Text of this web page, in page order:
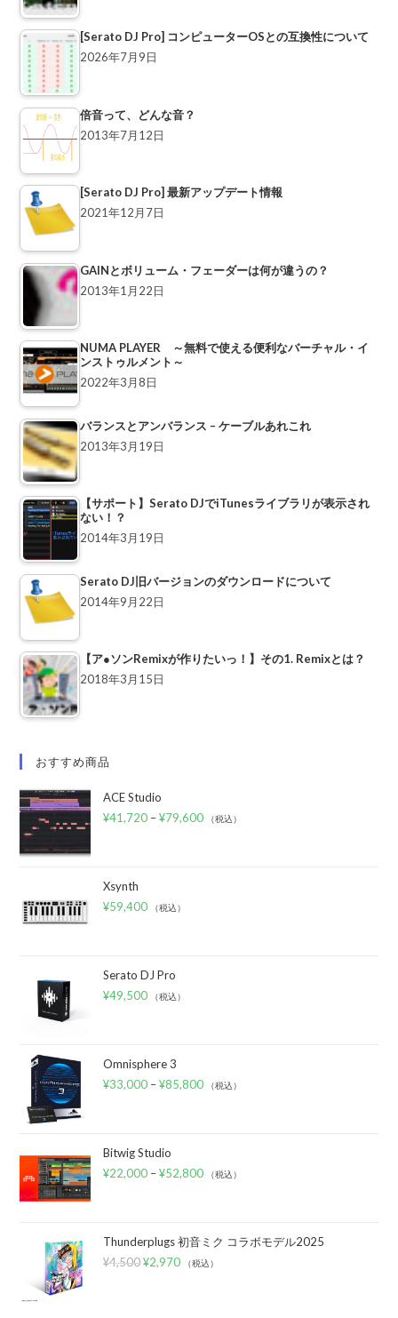
[Serato DJ Pro] コンピューターOSとの互換性について
2026年7月9日
倍音って、どんな音？
2013年7月12日
[Serato DJ Pro] 最新アップデート情報
2021年12月7日
GAINとボリューム・フェーダーは何が違うの？
2013年1月22日
NUMA PLAYER ～無料で使える便利なバーチャル・イ
ンストゥルメント～
2022年3月8日
バランスとアンバランス – ケーブルあれこれ
2013年3月19日
【サポート】Serato DJでiTunesライブラリが表示され
ない！？
2014年3月19日
Serato DJ旧バージョンのダウンロードについて
2014年9月22日
【ア●ソンRemixが作りたいっ！】その1. Remixとは？
2018年3月15日
おすすめ商品
ACE Studio
¥41,720 –¥79,600 （税込）
Xsynth
¥59,400 （税込）
Serato DJ Pro
¥49,500 （税込）
Omnisphere 3
¥33,000 –¥85,800 （税込）
Bitwig Studio
¥22,000 –¥52,800 （税込）
Thunderplugs 初音ミク コラボモデル2025
¥4,500 ¥2,970 （税込）